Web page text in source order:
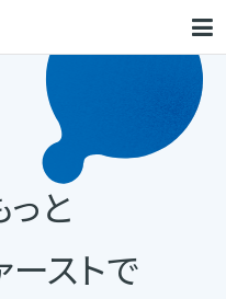
と
ーストで